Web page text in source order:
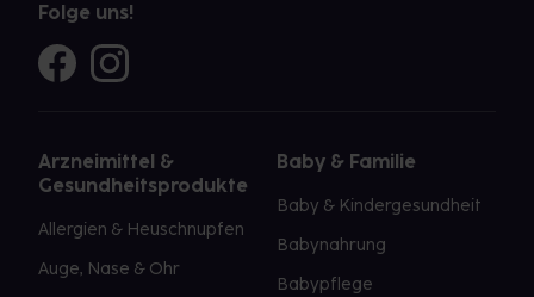
Folge uns!
Arzneimittel &
Gesundheitsprodukte
Allergien & Heuschnupfen
Auge, Nase & Ohr
Baby & Familie
Baby & Kindergesundheit
Babynahrung
Babypflege